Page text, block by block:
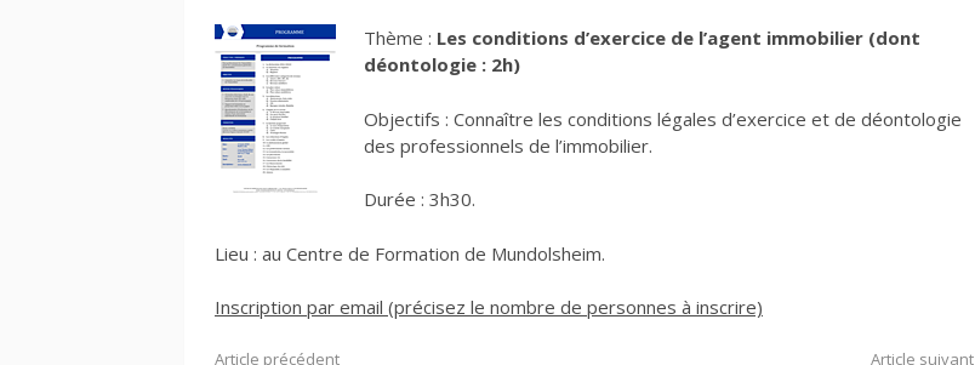
Thème : Les conditions d’exercice de l’agent immobilier (dont
déontologie : 2h)
Objectifs : Connaître les conditions légales d’exercice et de déontologie
des professionnels de l’immobilier.
Durée : 3h30.
Lieu : au Centre de Formation de Mundolsheim.
Inscription par email (précisez le nombre de personnes à inscrire)
Article précédent Article suivant